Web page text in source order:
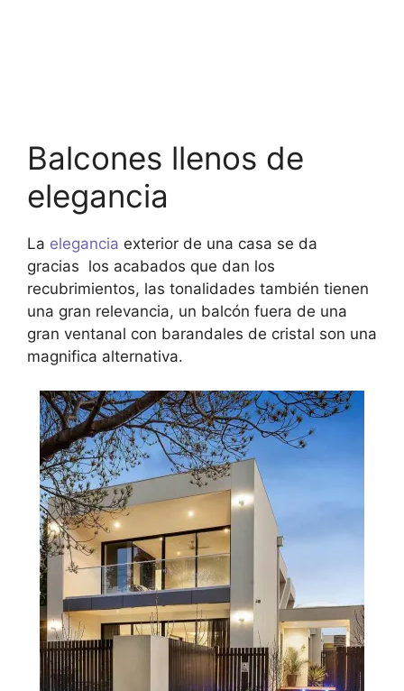
Balcones llenos de
elegancia
La elegancia exterior de una casa se da
gracias los acabados que dan los
recubrimientos, las tonalidades también tienen
una gran relevancia, un balcón fuera de una
gran ventanal con barandales de cristal son una
magnifica alternativa.